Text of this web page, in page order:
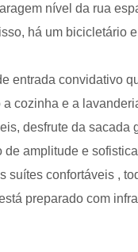
nível da rua
há um bicicletário
entrada convidativo
cozinha e a
desfrute da sacada
de amplitude e
suítes confortáveis ,
preparado com